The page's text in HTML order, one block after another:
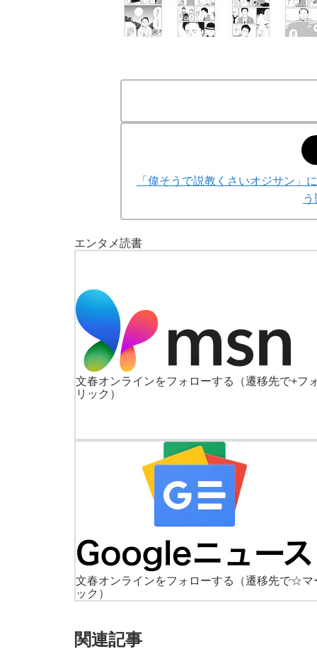
「偉そうで説教くさいオジサン
エンタメ読書
文春オンラインをフォローする
（遷移先で+フ
リック）
文春オンラインをフォローする
（遷移先で☆マ
ック）
関連記事